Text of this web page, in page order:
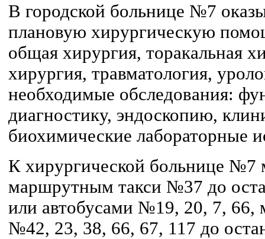
В городской больнице №7
плановую хирургическую
общая хирургия, торакальная
хирургия, травматология,
необходимые обследования:
диагностику, эндоскопию,
биохимические лабораторные
К хирургической больнице №7
маршрутным такси №37 до
или автобусами №19, 20, 7, 66,
№42, 23, 38, 66, 67, 117 до